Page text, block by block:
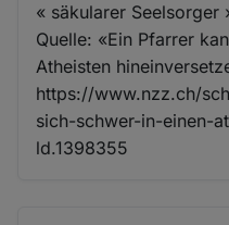
« säkularer Seelsorger
Quelle: «Ein Pfarrer
Atheisten
https://www.nzz.ch/
sich-schwer-in-einen-
ld.1398355